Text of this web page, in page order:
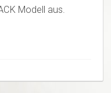
Modell aus.